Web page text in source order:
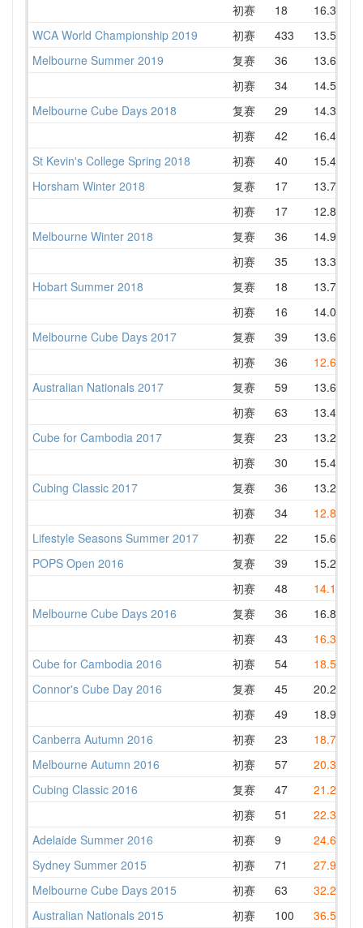
初赛
18
16.31
WCA World Championship 2019
初赛 433
13.53
Melbourne Summer 2019
复赛 36
13.65
初赛
34
14.53
Melbourne Cube Days 2018
复赛 29
14.34
初赛
42
16.46
St Kevin's College Spring 2018
初赛 40
15.43
Horsham Winter 2018
复赛 17
13.76
初赛
17
12.85
Melbourne Winter 2018
复赛 36
14.94
初赛
35
13.37
Hobart Summer 2018
复赛 18
13.78
初赛
16
14.08
Melbourne Cube Days 2017
复赛 39
13.63
初赛
36
12.65
Australian Nationals 2017
复赛 59
13.62
初赛
63
13.40
Cube for Cambodia 2017
复赛 23
13.25
初赛
30
15.45
Cubing Classic 2017
复赛 36
13.24
初赛
34
12.87
Lifestyle Seasons Summer 2017
初赛 22
15.68
POPS Open 2016
复赛 39
15.24
初赛
48
14.18
Melbourne Cube Days 2016
复赛 36
16.85
初赛
43
16.36
Cube for Cambodia 2016
初赛 54
18.50
Connor's Cube Day 2016
复赛 45
20.23
初赛
49
18.90
Canberra Autumn 2016
初赛 23
18.74
Melbourne Autumn 2016
初赛 57
20.36
Cubing Classic 2016
复赛 47
21.20
初赛
51
22.30
Adelaide Summer 2016
初赛 9
24.66
Sydney Summer 2015
初赛 71
27.99
Melbourne Cube Days 2015
初赛 63
32.27
Australian Nationals 2015
初赛 100 36.54